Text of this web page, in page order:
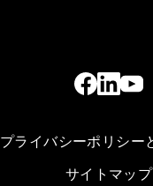
プライバシーポリシー
サイトマップ